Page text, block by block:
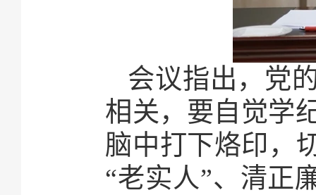
会议指出，党
相关，要自觉学
脑中打下烙印，
“老实人”、清正